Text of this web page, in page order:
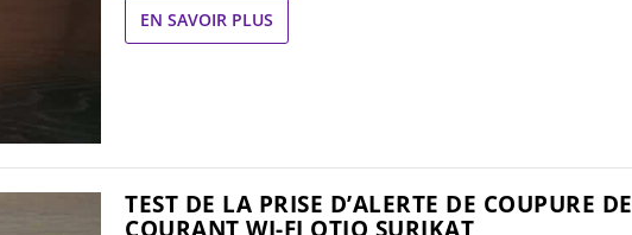
EN SAVOIR PLUS
TEST DE LA PRISE D’ALERTE DE COUPURE DE